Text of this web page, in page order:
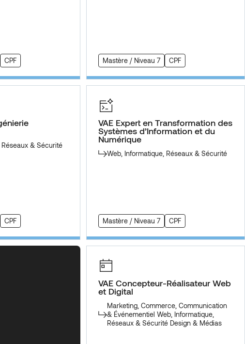
CPF Mastère / Niveau 7 CPF
& Sécurité
CPF
VAE Expert en Transformation des
Systèmes d’Information et du
Numérique
Web, Informatique, Réseaux & Sécurité
Mastère / Niveau 7 CPF
VAE Concepteur-Réalisateur Web
et Digital
Marketing, Commerce, Communication
& Événementiel Web, Informatique,
Réseaux & Sécurité Design & Médias